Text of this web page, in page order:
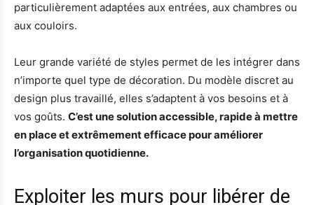
particulièrement adaptées aux entrées, aux chambres ou
aux couloirs.
Leur grande variété de styles permet de les intégrer dans
n’importe quel type de décoration. Du modèle discret au
design plus travaillé, elles s’adaptent à vos besoins et à
vos goûts. C’est une solution accessible, rapide à mettre
en place et extrêmement efficace pour améliorer
l’organisation quotidienne.
Exploiter les murs pour libérer de